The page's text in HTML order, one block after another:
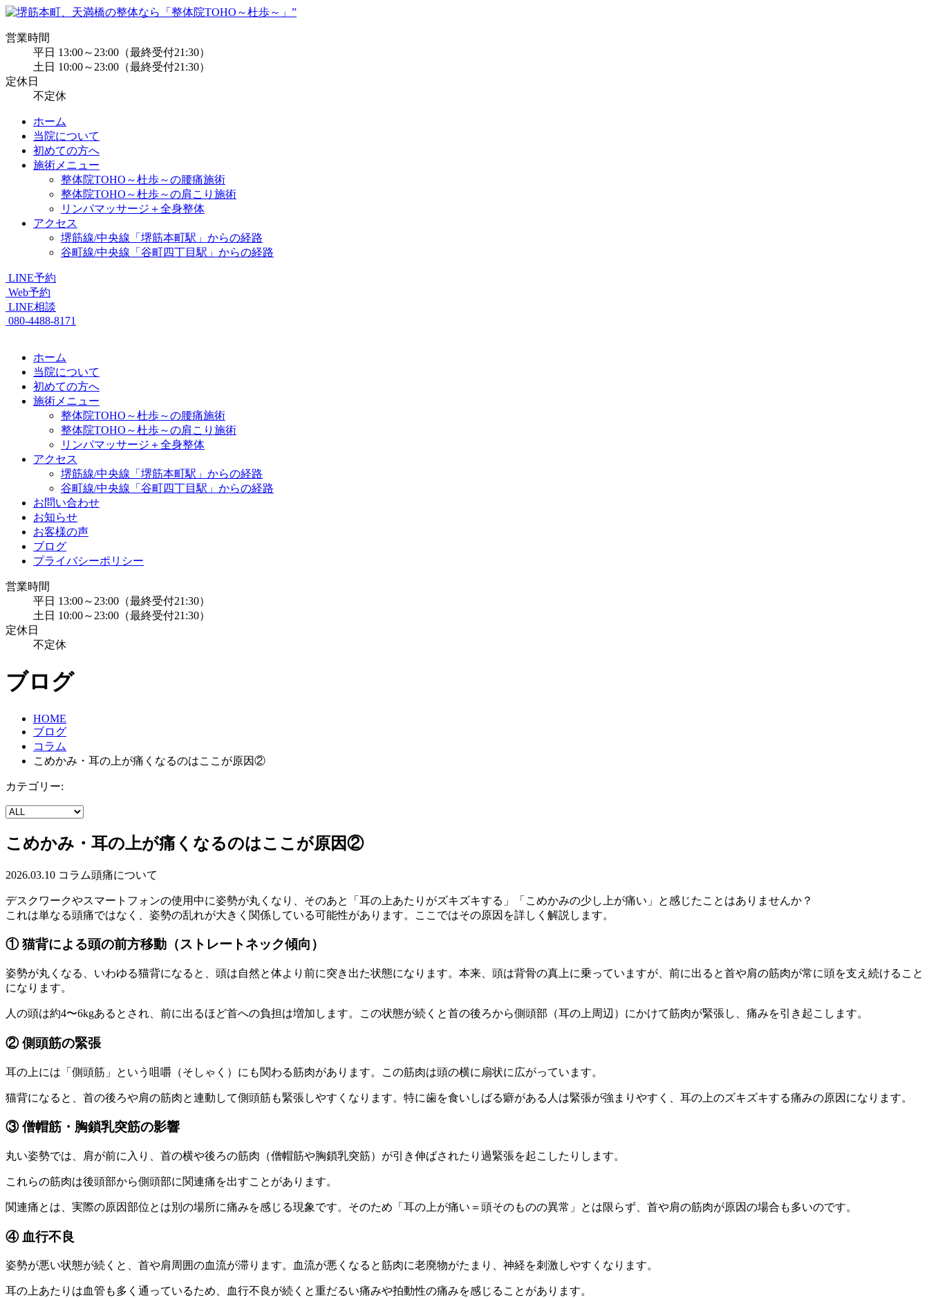
営業時間
平日 13:00～23:00（最終受付21:30）
土日 10:00～23:00（最終受付21:30）
定休日
不定休
ホーム
当院について
初めての方へ
施術メニュー
整体院TOHO～杜歩～の腰痛施術
整体院TOHO～杜歩～の肩こり施術
リンパマッサージ＋全身整体
アクセス
堺筋線/中央線「堺筋本町駅」からの経路
谷町線/中央線「谷町四丁目駅」からの経路
LINE予約
Web予約
LINE相談
080-4488-8171
ホーム
当院について
初めての方へ
施術メニュー
整体院TOHO～杜歩～の腰痛施術
整体院TOHO～杜歩～の肩こり施術
リンパマッサージ＋全身整体
アクセス
堺筋線/中央線「堺筋本町駅」からの経路
谷町線/中央線「谷町四丁目駅」からの経路
お問い合わせ
お知らせ
お客様の声
ブログ
プライバシーポリシー
営業時間
平日 13:00～23:00（最終受付21:30）
土日 10:00～23:00（最終受付21:30）
定休日
不定休
ブログ
HOME
ブログ
コラム
こめかみ・耳の上が痛くなるのはここが原因②
カテゴリー:
こめかみ・耳の上が痛くなるのはここが原因②
2026.03.10 コラム頭痛について
デスクワークやスマートフォンの使用中に姿勢が丸くなり、そのあと「耳の上あたりがズキズキする」「こめかみの少し上が痛い」と感じたことはありませんか？
これは単なる頭痛ではなく、姿勢の乱れが大きく関係している可能性があります。ここではその原因を詳しく解説します。
① 猫背による頭の前方移動（ストレートネック傾向）
姿勢が丸くなる、いわゆる猫背になると、頭は自然と体より前に突き出た状態になります。本来、頭は背骨の真上に乗っていますが、前に出ると首や肩の筋肉が常に頭を支え続けること
になります。
人の頭は約4〜6kgあるとされ、前に出るほど首への負担は増加します。この状態が続くと首の後ろから側頭部（耳の上周辺）にかけて筋肉が緊張し、痛みを引き起こします。
② 側頭筋の緊張
耳の上には「側頭筋」という咀嚼（そしゃく）にも関わる筋肉があります。この筋肉は頭の横に扇状に広がっています。
猫背になると、首の後ろや肩の筋肉と連動して側頭筋も緊張しやすくなります。特に歯を食いしばる癖がある人は緊張が強まりやすく、耳の上のズキズキする痛みの原因になります。
③ 僧帽筋・胸鎖乳突筋の影響
丸い姿勢では、肩が前に入り、首の横や後ろの筋肉（僧帽筋や胸鎖乳突筋）が引き伸ばされたり過緊張を起こしたりします。
これらの筋肉は後頭部から側頭部に関連痛を出すことがあります。
関連痛とは、実際の原因部位とは別の場所に痛みを感じる現象です。そのため「耳の上が痛い＝頭そのものの異常」とは限らず、首や肩の筋肉が原因の場合も多いのです。
④ 血行不良
姿勢が悪い状態が続くと、首や肩周囲の血流が滞ります。血流が悪くなると筋肉に老廃物がたまり、神経を刺激しやすくなります。
耳の上あたりは血管も多く通っているため、血行不良が続くと重だるい痛みや拍動性の痛みを感じることがあります。